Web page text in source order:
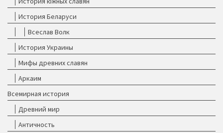
История Беларуси
Всеслав Волк
История Украины
Мифы древних славян
Аркаим
Всемирная история
Древний мир
Античность